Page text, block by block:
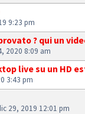
9:23 pm
? qui un
2020 8:09 am
live su un HD
3:43 pm
29, 2019 12:01 pm